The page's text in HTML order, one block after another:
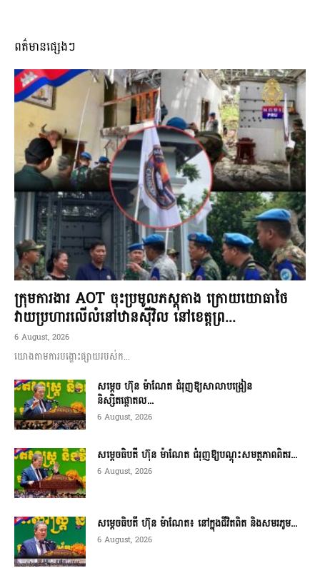
ពត៌មានផ្សេងៗ
ក្រុមការងារ AOT ចុះប្រមូលភស្តុតាង ក្រោយយោធាថៃ
វាយប្រហារលើលំនៅឋានស៊ីវិល នៅខេត្តព្រ...
6 August, 2026
យោងតាមការបង្ហោះផ្សាយរបស់ក...
សម្តេច ហ៊ុន ម៉ាណែត ជំរុញឱ្យសាលាបង្រៀន
និស្សិតផ្តោតល...
6 August, 2026
សម្តេចធិបតី ហ៊ុន ម៉ាណែត ជំរុញឱ្យបណ្តុះសមត្ថភាពពិតរ...
6 August, 2026
សម្តេចធិបតី ហ៊ុន ម៉ាណែត៖ នៅក្នុងជីវិតពិត និងសមរភូម...
6 August, 2026